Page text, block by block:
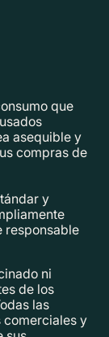
que
asequible y
compras de
y
responsable
ni
de los
las
comerciales y